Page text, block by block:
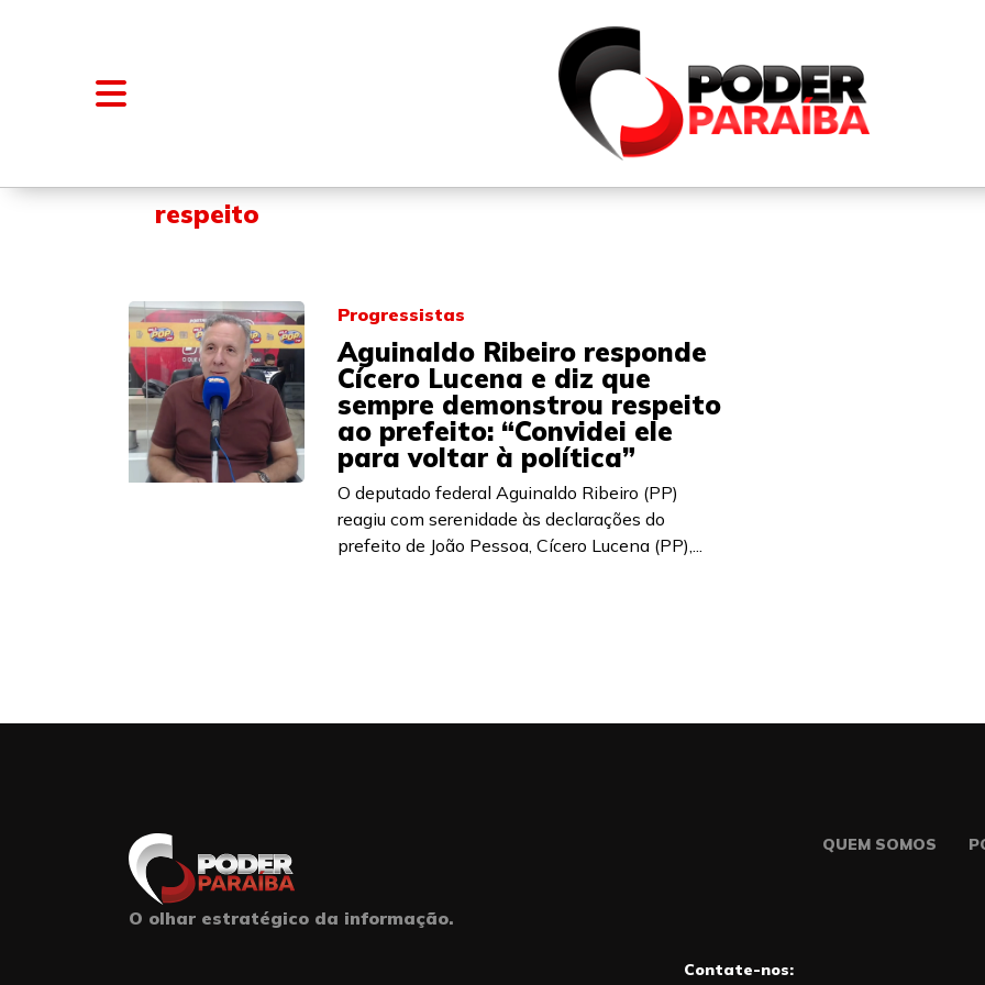
FALE CONOSCO
respeito
Progressistas
Aguinaldo Ribeiro responde
Cícero Lucena e diz que
sempre demonstrou respeito
ao prefeito: “Convidei ele
para voltar à política”
O deputado federal Aguinaldo Ribeiro (PP)
reagiu com serenidade às declarações do
prefeito de João Pessoa, Cícero Lucena (PP),...
O olhar estratégico da informação.
QUEM SOMOS
Contate-nos: